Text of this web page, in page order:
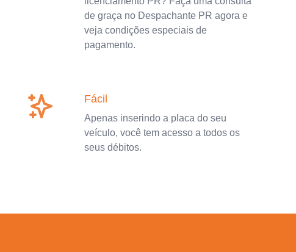
de graça no Despachante PR agora e
veja condições especiais de
pagamento.
Fácil
Apenas inserindo a placa do seu
veículo, você tem acesso a todos os
seus débitos.